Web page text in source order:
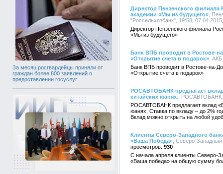
За месяц росгвардейцы приняли от
граждан более 800 заявлений о
предоставлении госуслуг
Директор Пензенского филиала
академии «Мы из будущего» ,
"Россельхозбанк", 19:58, 07.04.2015
Директор Пензенского филиала
«Мы из будущего»
Банк ВПБ проводит в Ростове-
«Открытие счета в подарок» ,
Банк ВПБ проводит в Ростове-на-
«Открытие счета в подарок»
РОСАВТОБАНК предлагает вклад
китайских юанях. , РОСАВТОБАНК,
РОСАВТОБАНК предлагает вклад
юанях. Ставка по вкладу – до 2%
Вклад можно открыть на любой
Клиенты Северо-Западного
«Ваша Победа» , Северо-
930
С начала апреля клиенты Северо-
«Ваша победа» на общую сумму